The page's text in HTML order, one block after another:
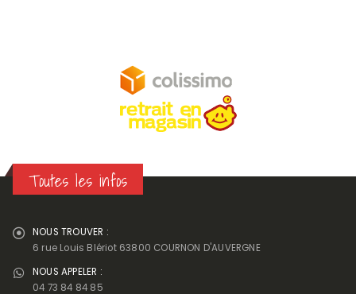
Toutes les infos
NOUS TROUVER :
6 rue Louis Blériot 63800 COURNON D'AUVERGNE
NOUS APPELER :
04 73 84 84 85